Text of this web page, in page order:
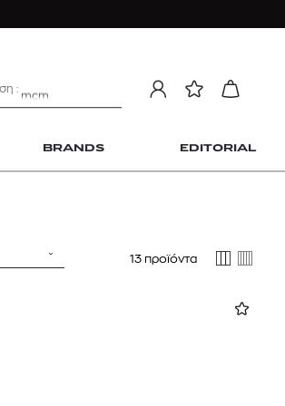
BRANDS EDITORIAL
Longchamp Le Pliage
13 προϊόντα